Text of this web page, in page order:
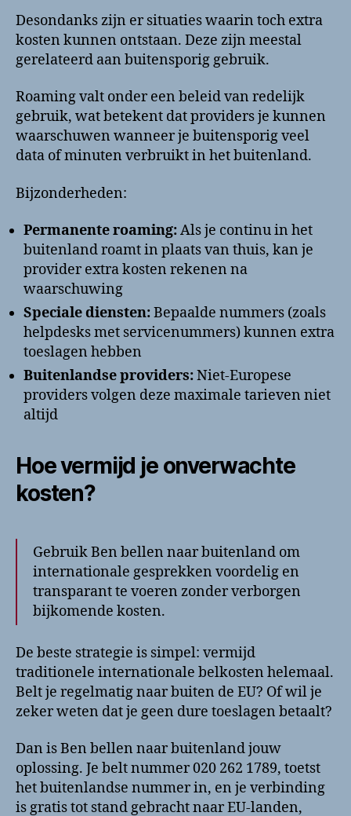
Desondanks zijn er situaties waarin toch extra
kosten kunnen ontstaan. Deze zijn meestal
gerelateerd aan buitensporig gebruik.
Roaming valt onder een beleid van redelijk
gebruik, wat betekent dat providers je kunnen
waarschuwen wanneer je buitensporig veel
data of minuten verbruikt in het buitenland.
Bijzonderheden:
Permanente roaming:Als je continu in het
buitenland roamt in plaats van thuis, kan je
provider extra kosten rekenen na
waarschuwing
Speciale diensten:Bepaalde nummers (zoals
helpdesks met servicenummers) kunnen extra
toeslagen hebben
Buitenlandse providers:Niet-Europese
providers volgen deze maximale tarieven niet
altijd
Hoe vermijd je onverwachte
kosten?
Gebruik Ben bellen naar buitenland om
internationale gesprekken voordelig en
transparant te voeren zonder verborgen
bijkomende kosten.
De beste strategie is simpel: vermijd
traditionele internationale belkosten helemaal.
Belt je regelmatig naar buiten de EU? Of wil je
zeker weten dat je geen dure toeslagen betaalt?
Dan is Ben bellen naar buitenland jouw
oplossing. Je belt nummer 020 262 1789, toetst
het buitenlandse nummer in, en je verbinding
is gratis tot stand gebracht naar EU-landen,